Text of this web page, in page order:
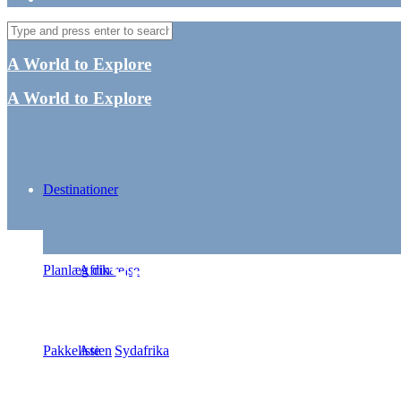
A World to Explore
A World to Explore
Destinationer
Afrika
Sydafrika
Asien
Planlæg din rejse
Pakkeliste
Singapore